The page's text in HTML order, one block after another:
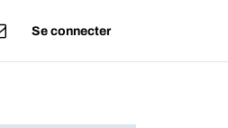
Se connecter